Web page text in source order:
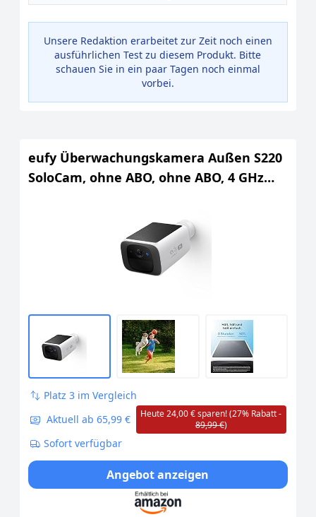
Unsere Redaktion erarbeitet zur Zeit noch einen
ausführlichen Test zu diesem Produkt. Bitte
schauen Sie in ein paar Tagen noch einmal
vorbei.
eufy Überwachungskamera Außen S220
SoloCam, ohne ABO, ohne ABO, 4 GHz
Platz 3 im Vergleich
Aktuell ab 65,99 €
Heute 24,00 € sparen! (27% Rabatt -
89,99 €)
Sofort verfügbar
Angebot anzeigen